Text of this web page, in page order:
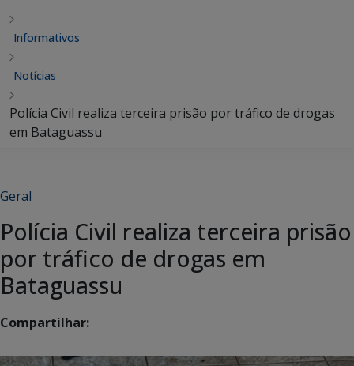
Informativos
Notícias
Polícia Civil realiza terceira prisão por tráfico de drogas
em Bataguassu
Geral
Polícia Civil realiza terceira prisão
por tráfico de drogas em
Bataguassu
Compartilhar: